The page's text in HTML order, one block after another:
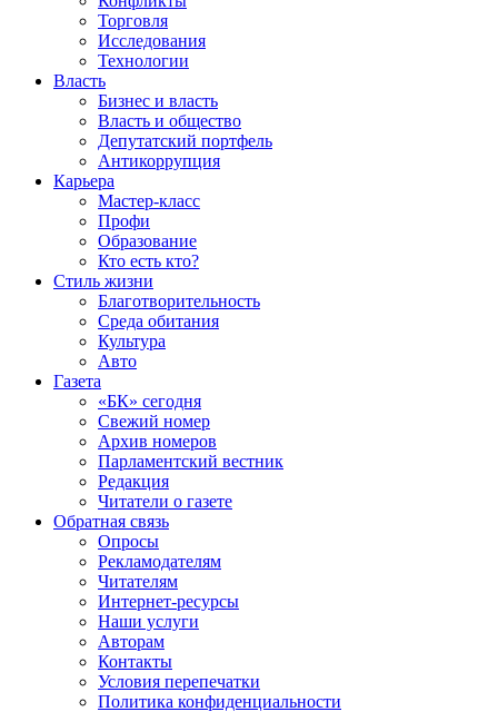
Торговля
Исследования
Технологии
Власть
Бизнес и власть
Власть и общество
Депутатский портфель
Антикоррупция
Карьера
Мастер-класс
Профи
Образование
Кто есть кто?
Стиль жизни
Благотворительность
Среда обитания
Культура
Авто
Газета
«БК» сегодня
Свежий номер
Архив номеров
Парламентский вестник
Редакция
Читатели о газете
Обратная связь
Опросы
Рекламодателям
Читателям
Интернет-ресурсы
Наши услуги
Авторам
Контакты
Условия перепечатки
Политика конфиденциальности